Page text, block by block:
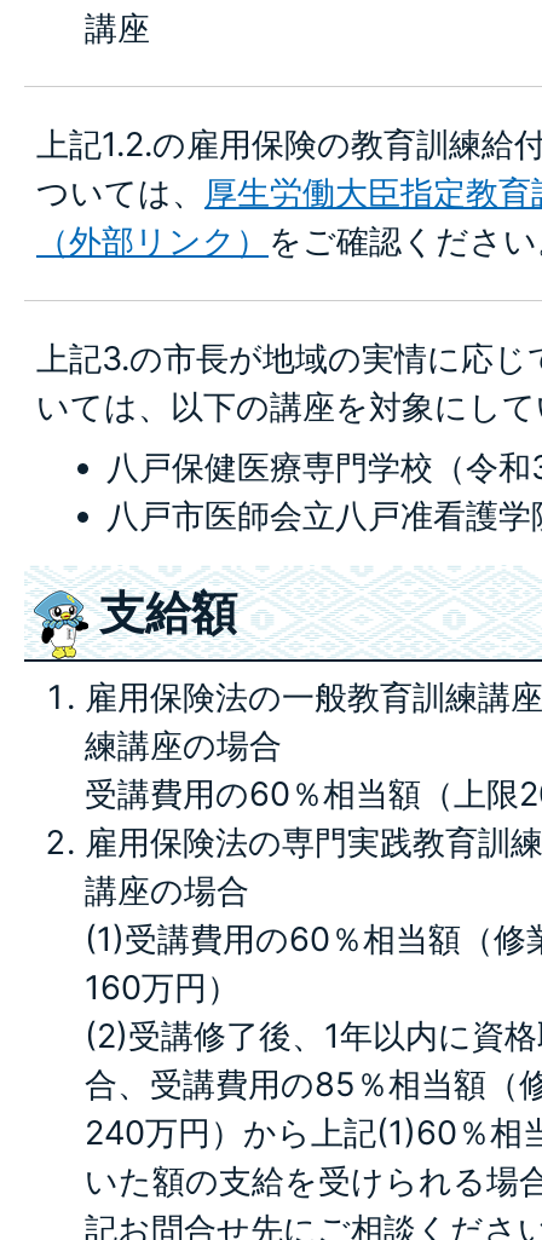
講座
上記1.2.の雇用保険の教育訓練給
ついては、 厚生労働大臣指定教
（外部リンク） をご確認くださ
上記3.の市長が地域の実情に応
いては、以下の講座を対象にし
八戸保健医療専門学校（令
八戸市医師会立八戸准看護
支給額
雇用保険法の一般教育訓練講
練講座の場合
受講費用の60％相当額（上限
雇用保険法の専門実践教育訓
講座の場合
(1)受講費用の60％相当額（
160万円）
(2)受講修了後、1年以内に資
合、受講費用の85％相当額（
240万円）から上記(1)60％相
いた額の支給を受けられる場
記お問合せ先にご相談くださ